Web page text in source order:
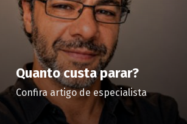
Quanto custa parar?
Confira artigo de especialista